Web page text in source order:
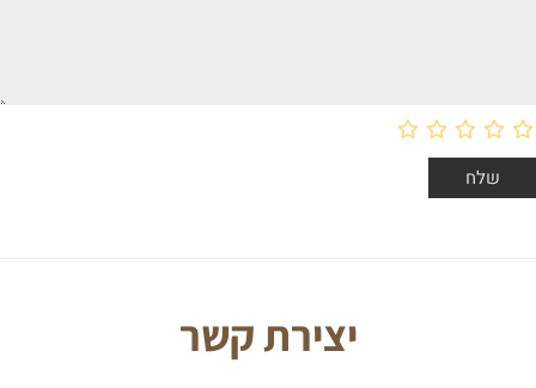
יצירת קשר